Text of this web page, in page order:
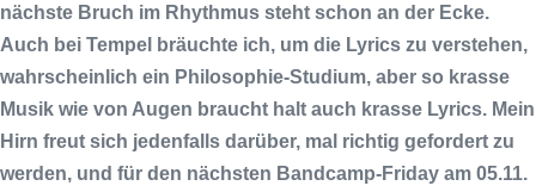
nächste Bruch im Rhythmus steht schon an der Ecke.
Auch bei Tempel
bräuchte ich, um die Lyrics zu verstehen,
wahrscheinlich ein Philosophie-Studium, aber so krasse
Musik wie von Augen braucht halt auch krasse Lyrics. Mein
Hirn freut sich jedenfalls darüber, mal richtig gefordert zu
werden, und für den nächsten Bandcamp-Friday am 05.11.